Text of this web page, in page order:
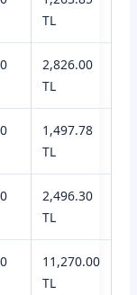
TL
2,826.00
TL
1,497.78
TL
2,496.30
TL
11,270.00
TL